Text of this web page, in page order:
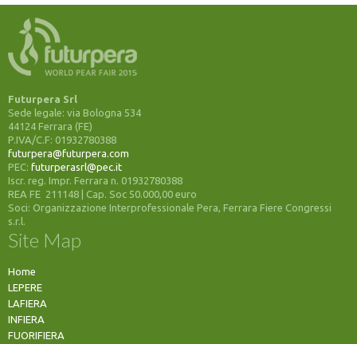
Futurpera Srl
Sede legale: via Bologna 534
44124 Ferrara (FE)
P.IVA/C.F: 01932780388
futurpera@futurpera.com
PEC: futurperasrl@pec.it
Iscr. reg. Impr. Ferrara n. 01932780388
REA FE 211148 | Cap. Soc 50.000,00 euro
Soci: Organizzazione Interprofessionale Pera, Ferrara Fiere Congressi
s.r.l.
Site Map
Home
LEPERE
LAFIERA
INFIERA
FUORIFIERA